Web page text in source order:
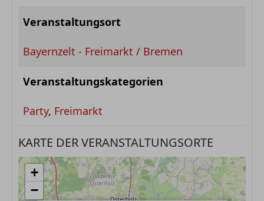
Veranstaltungsort
Bayernzelt - Freimarkt / Bremen
Veranstaltungskategorien
Party, Freimarkt
KARTE DER VERANSTALTUNGSORTE
+
−